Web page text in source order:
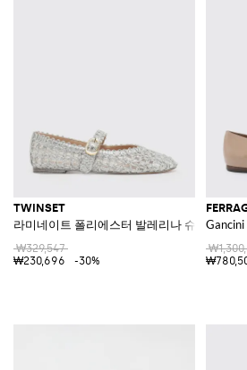
TWINSET
라미네이트 폴리에스터 발레리나 슈즈
₩329,547
₩230,696
-30%
Gancini